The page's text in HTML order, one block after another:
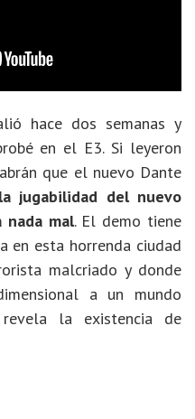
hace dos semanas y
en el E3. Si leyeron
que el nuevo Dante
la jugabilidad del nuevo
nada mal. El demo tiene
en esta horrenda ciudad
malcriado y donde
a un mundo
la existencia de